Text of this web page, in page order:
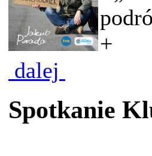
+
dalej
Spotkanie